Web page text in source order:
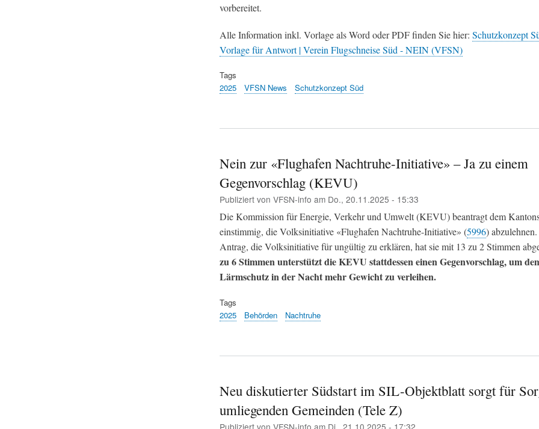
vorbereitet.
Alle Information inkl. Vorlage als Word oder PDF finden Sie hier: Schutzkonzept
Vorlage für Antwort | Verein Flugschneise Süd - NEIN (VFSN)
Tags
2025
VFSN News Schutzkonzept Süd
Nein zur «Flughafen Nachtruhe-Initiative» – Ja zu einem
Gegenvorschlag (KEVU)
Publiziert von VFSN-info am Do., 20.11.2025 - 15:33
Die Kommission für Energie, Verkehr und Umwelt (KEVU) beantragt dem
einstimmig, die Volksinitiative «Flughafen Nachtruhe-Initiative» (5996)
Antrag, die Volksinitiative für ungültig zu erklären, hat sie mit 13 zu 2 Stimmen
zu 6 Stimmen unterstützt die KEVU stattdessen einen Gegenvorschlag, um
Lärmschutz in der Nacht mehr Gewicht zu verleihen.
Tags
2025
Behörden Nachtruhe
Neu diskutierter Südstart im SIL-Objektblatt sorgt für
umliegenden Gemeinden (Tele Z)